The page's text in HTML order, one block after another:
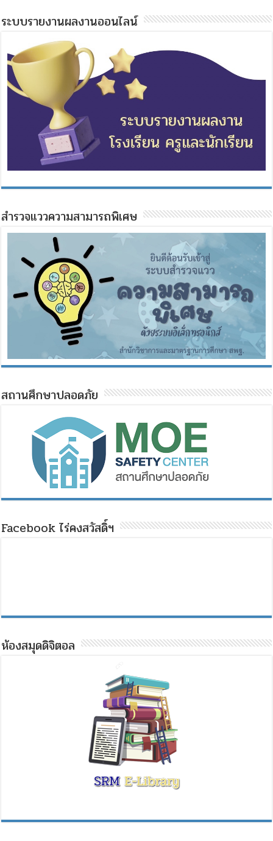
ระบบรายงานผลงานออนไลน์
สำรวจแววความสามารถพิเศษ
สถานศึกษาปลอดภัย
Facebook ไร่คงสวัสดิ์ฯ
ห้องสมุดดิจิตอล